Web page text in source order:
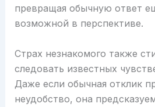
превращая обычную ответ
возможной в перспективе.
Страх незнакомого также
следовать известных
Даже если обычная отклик
неудобство, она